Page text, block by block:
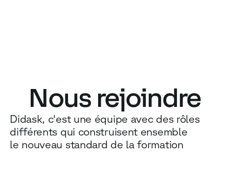
COACHING
NEW
USAGES
POURQUOI DIDASK ?
Nous rejoindre
Didask, c'est une équipe avec des rôles
différents qui construisent ensemble
le nouveau standard de la formation